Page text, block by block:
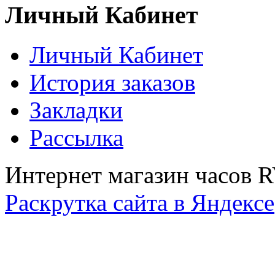
Личный Кабинет
Личный Кабинет
История заказов
Закладки
Рассылка
Интернет магазин часов
Раскрутка сайта в Яндексе